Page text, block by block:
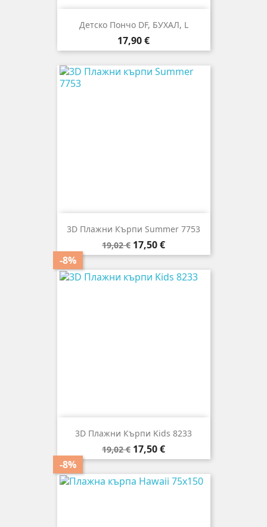
Детско Пончо DF, БУХАЛ, L
Цена
17,90 €
3D Плажни Кърпи Summer 7753
Редовна
цена
19,02 €
-8%
Цена
17,50 €
3D Плажни Кърпи Kids 8233
Редовна
цена
19,02 €
-8%
Цена
17,50 €